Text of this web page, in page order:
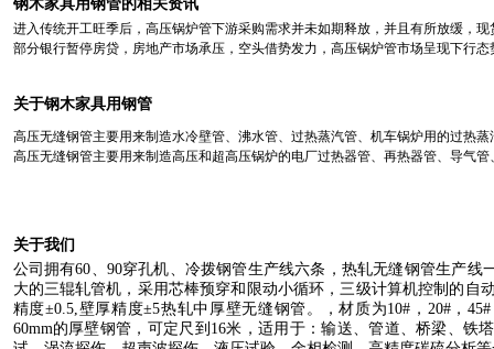
进入传统开工旺季后，高压锅炉管下游采购需求并未如期释放，并且有所放缓，
部分银行暂停房贷，房地产市场承压，空头借势发力，高压锅炉管市场呈现下行
关于钢木家具用钢管
高压无缝钢管主要用来制造水冷壁管、沸水管、过热蒸汽管、机车锅炉用的过热
高压无缝钢管主要用来制造高压和超高压锅炉的电厂过热器管、再热器管、导气管
关于我们
公司拥有60、 90穿孔机、冷拨钢管生产线六条，热轧无缝钢管生产线
大的三辊轧管机，采用芯棒预穿和限动小循环，三级计算机控制的自
精度±0.5,壁厚精度±5热轧中厚壁无缝钢管。，材质为10# ， 20#，45#
60mm的厚壁钢管，可定尺到 16米 ，适用于：输送、管道、桥梁、铁